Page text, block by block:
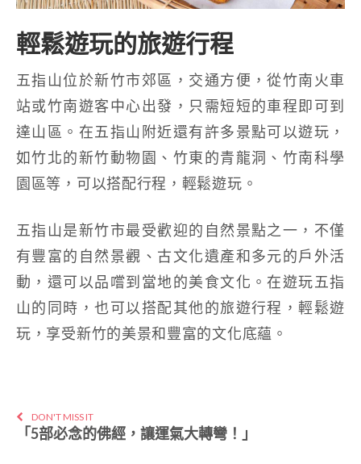
輕鬆遊玩的旅遊行程
五指山位於新竹市郊區，交通方便，從竹南火車
站或竹南遊客中心出發，只需短短的車程即可到
達山區。在五指山附近還有許多景點可以遊玩，
如竹北的新竹動物園、竹東的青龍洞、竹南科學
園區等，可以搭配行程，輕鬆遊玩。
五指山是新竹市最受歡迎的自然景點之一，不僅
有豐富的自然景觀、古文化遺產和多元的戶外活
動，還可以品嚐到當地的美食文化。在遊玩五指
山的同時，也可以搭配其他的旅遊行程，輕鬆遊
玩，享受新竹的美景和豐富的文化底蘊。
DON'T MISS IT
「5部必念的佛經，讓運氣大轉彎！」